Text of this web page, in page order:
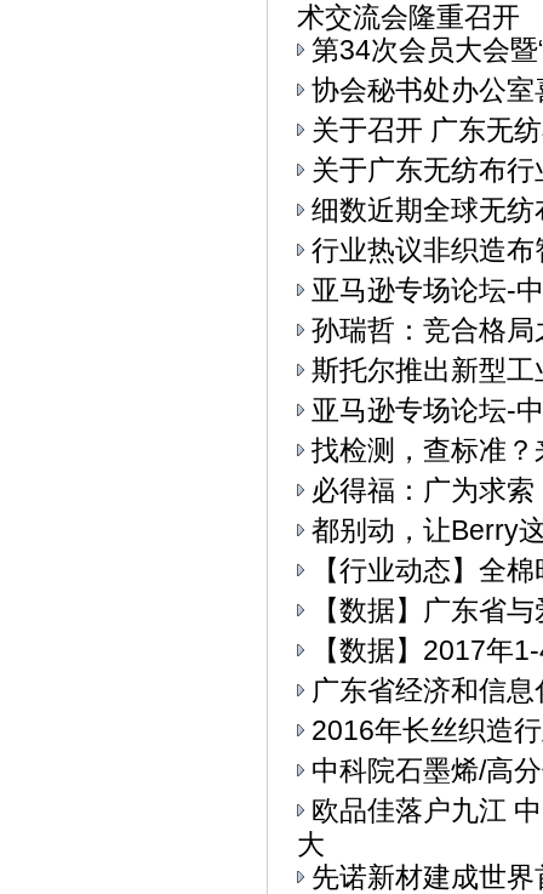
术交流会隆重召开
第34次会员大会
协会秘书处办公室
关于召开 广东无
关于广东无纺布
细数近期全球无
行业热议非织造布
亚马逊专场论坛-
孙瑞哲：竞合格
斯托尔推出新型
亚马逊专场论坛-
找检测，查标准
必得福：广为求
都别动，让Berry
【行业动态】全
【数据】广东省
【数据】2017年
广东省经济和信
2016年长丝织造
中科院石墨烯/高
欧品佳落户九江
大
先诺新材建成世